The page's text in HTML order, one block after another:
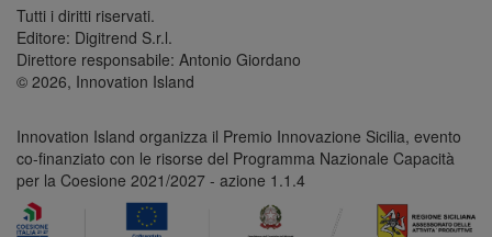
Tutti i diritti riservati.
Editore: Digitrend S.r.l.
Direttore responsabile: Antonio Giordano
© 2026, Innovation Island
Innovation Island organizza il Premio Innovazione Sicilia, evento
co-finanziato con le risorse del Programma Nazionale Capacità
per la Coesione 2021/2027 - azione 1.1.4